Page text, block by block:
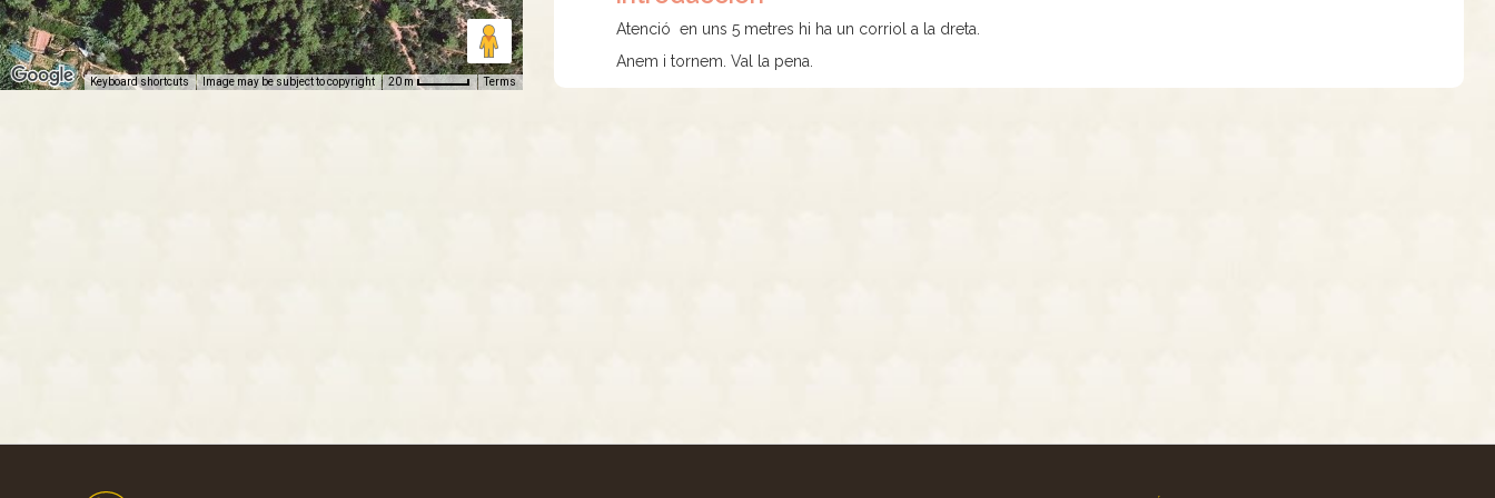
Keyboard shortcuts Image may be subject to copyright 20 m Terms
Atenció en uns 5 metres hi ha un corriol a la dreta.
Anem i tornem. Val la pena.